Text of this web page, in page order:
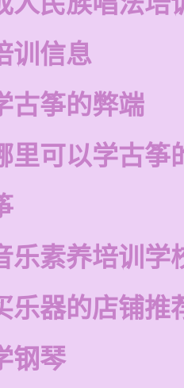
训信息
古筝的弊端
里可以学古筝
乐素养培训学
乐器的店铺推
钢琴